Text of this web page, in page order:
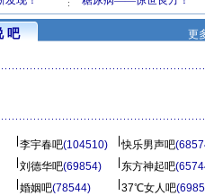
吧 更
李宇春吧(104510) 快乐男声吧
刘德华吧(69854) 东方神起吧
婚姻吧(78544) 37℃女人吧